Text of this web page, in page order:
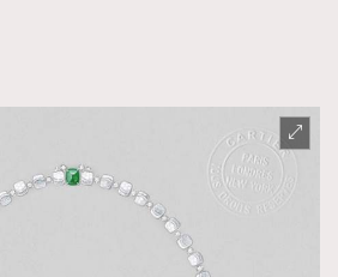
DressLikeAParisienne
FashionWeek FigaroAesthetic